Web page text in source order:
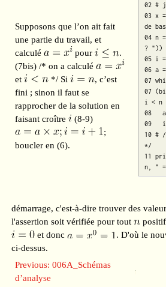
Supposons que l’on ait fait
une partie du travail, et
calculé
pour
.
(7bis) /* on a calculé
et
*/ Si
, c’est
fini ; sinon il faut se
rapprocher de la solution en
faisant croître
(8-9)
;
boucler en (6).
02 #
03 x
de
04 n
? "))
05 i
06 a
07
07
i < n
08
09
10 #
*/
11
démarrage, c'est-à-dire trouver des
l'assertion soit vérifiée pour tout
positif
et donc
. D'où le
ci-dessus.
Previous: 006A_Schémas
d’analyse